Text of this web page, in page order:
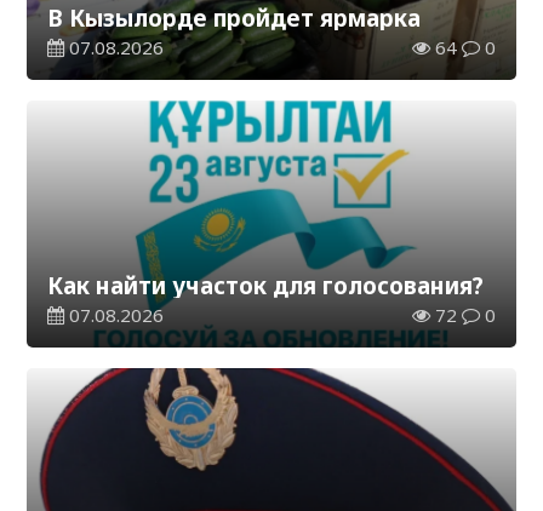
В Кызылорде пройдет ярмарка
07.08.2026 64 0
Как найти участок для голосования?
07.08.2026 72 0